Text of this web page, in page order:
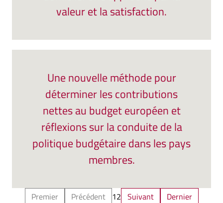
valeur et la satisfaction.
Une nouvelle méthode pour
déterminer les contributions
nettes au budget européen et
réflexions sur la conduite de la
politique budgétaire dans les pays
membres.
Premier Précédent 12 Suivant Dernier